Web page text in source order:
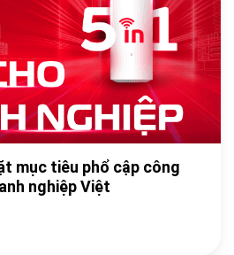
mục tiêu phổ cập công
nghiệp Việt